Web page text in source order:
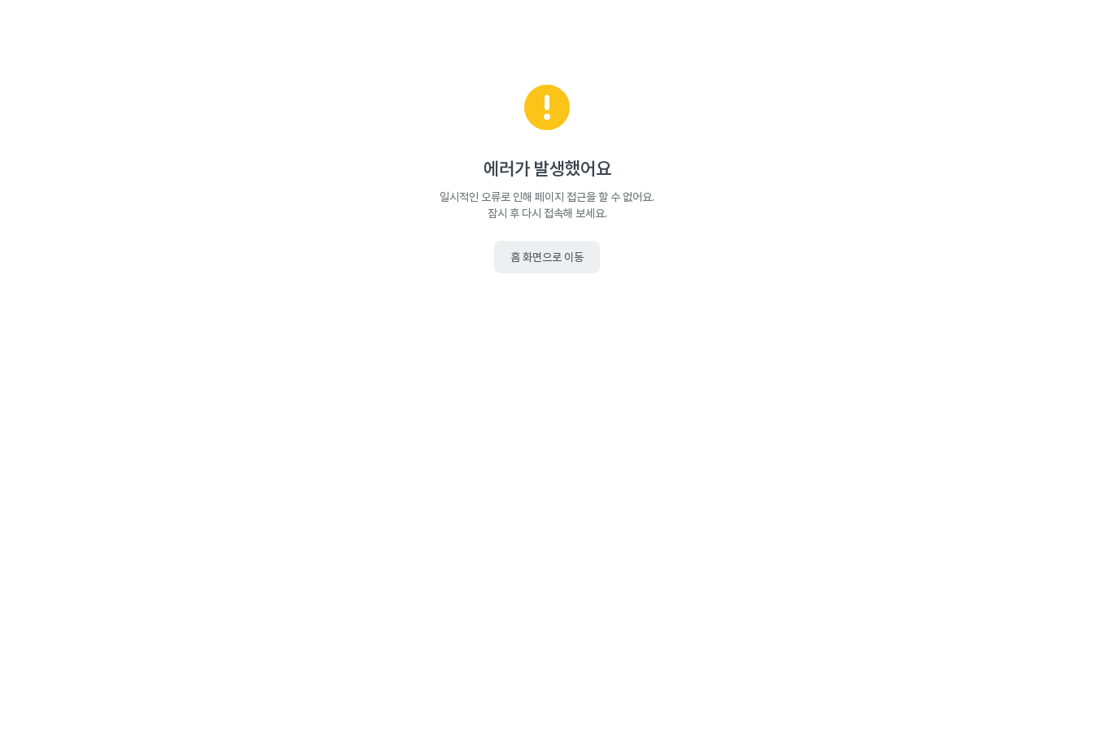
에러가 발생했어요
일시적인 오류로 인해 페이지 접근을 할 수 없어요.
잠시 후 다시 접속해 보세요.
홈 화면으로 이동